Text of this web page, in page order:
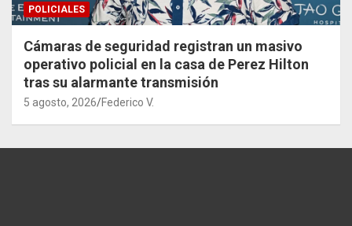
POLICIALES
Cámaras de seguridad registran un masivo
operativo policial en la casa de Perez Hilton
tras su alarmante transmisión
5 agosto, 2026 Federico V.